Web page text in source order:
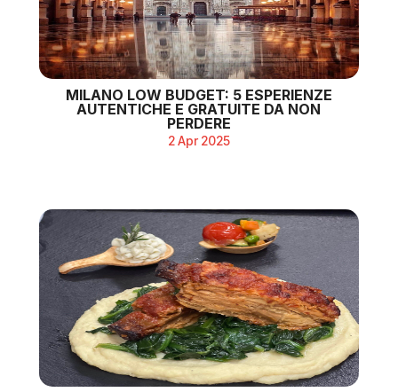
MILANO LOW BUDGET: 5 ESPERIENZE
AUTENTICHE E GRATUITE DA NON
PERDERE
2 Apr 2025